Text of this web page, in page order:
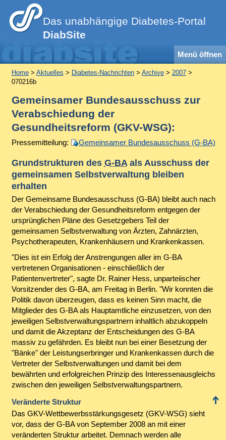
Das unabhängige Diabetes-Portal
DiabSite
Menü öffnen
Home> Aktuelles > Diabetes-Nachrichten> Archive> 2007>
070216b
Gemeinsamer Bundesausschuss zur
Verabschiedung der
Gesundheitsreform (GKV-WSG):
Pressemitteilung: Gemeinsamer Bundesausschuss (G-BA)
Grundstrukturen des G-BAals Ausschuss der
gemeinsamen Selbstverwaltung bleiben
erhalten
Der Gemeinsame Bundesausschuss (G-BA) bleibt auch nach
der Verabschiedung der Gesundheitsreform entgegen der
ursprünglichen Pläne des Gesetzgebers Teil der
gemeinsamen Selbstverwaltung von Ärzten, Zahnärzten,
Psychotherapeuten, Krankenhäusern und Krankenkassen.
"Dies ist ein Erfolg der Anstrengungen aller im G-BA
vertretenen Organisationen - einschließlich der
Patientenvertreter", sagte Dr. Rainer Hess, unparteiischer
Vorsitzender des G-BA, am Freitag in Berlin. "Wir konnten die
Politik davon überzeugen, dass es keinen Sinn macht, die
Mitglieder des G-BA als Hauptamtliche einzusetzen, von den
jeweiligen Selbstverwaltungspartnern inhaltlich abzukoppeln
und damit die Akzeptanz der Entscheidungen des G-BA
massiv zu gefährden. Es bleibt nun bei einer Besetzung der
"Bänke" der Leistungserbringer und Krankenkassen durch die
Vertreter der Selbstverwaltungen und damit bei dem
bewährten und erfolgreichen Prinzip des Interessenausgleichs
zwischen den jeweiligen Selbstverwaltungspartnern.
Veränderte Struktur
Das GKV-Wettbewerbsstärkungsgesetz (GKV-WSG) sieht
vor, dass der G-BA von September 2008 an mit einer
veränderten Struktur arbeitet. Demnach werden alle